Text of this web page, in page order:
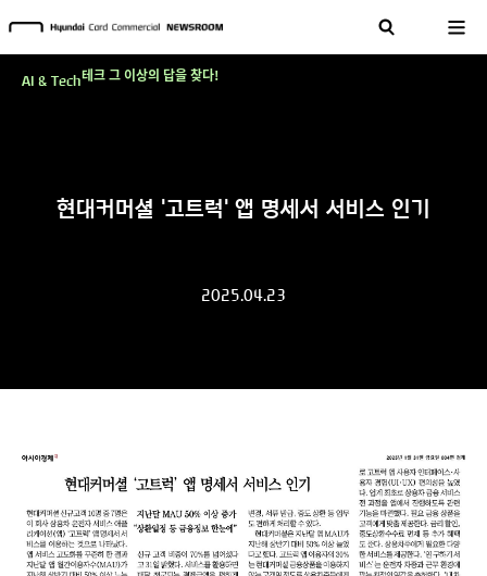
현대커머셜 '고트럭' 앱 명세서 서비스 인기
2025.04.23
AI & Tech테크 그 이상의 답을 찾다!